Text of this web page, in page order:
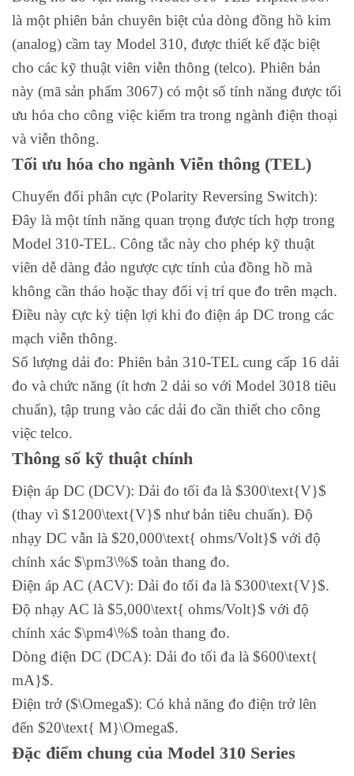
là một phiên bản chuyên biệt của dòng đồng hồ kim
(analog) cầm tay Model 310, được thiết kế đặc biệt
cho các kỹ thuật viên viễn thông (telco). Phiên bản
này (mã sản phẩm 3067) có một số tính năng được tối
ưu hóa cho công việc kiểm tra trong ngành điện thoại
và viễn thông.
Tối ưu hóa cho ngành Viễn thông (TEL)
Chuyển đổi phân cực (Polarity Reversing Switch):
Đây là một tính năng quan trọng được tích hợp trong
Model 310-TEL. Công tắc này cho phép kỹ thuật
viên dễ dàng đảo ngược cực tính của đồng hồ mà
không cần tháo hoặc thay đổi vị trí que đo trên mạch.
Điều này cực kỳ tiện lợi khi đo điện áp DC trong các
mạch viễn thông.
Số lượng dải đo: Phiên bản 310-TEL cung cấp 16 dải
đo và chức năng (ít hơn 2 dải so với Model 3018 tiêu
chuẩn), tập trung vào các dải đo cần thiết cho công
việc telco.
Thông số kỹ thuật chính
Điện áp DC (DCV): Dải đo tối đa là $300\text{V}$
(thay vì $1200\text{V}$ như bản tiêu chuẩn). Độ
nhạy DC vẫn là $20,000\text{ ohms/Volt}$ với độ
chính xác $\pm3\%$ toàn thang đo.
Điện áp AC (ACV): Dải đo tối đa là $300\text{V}$.
Độ nhạy AC là $5,000\text{ ohms/Volt}$ với độ
chính xác $\pm4\%$ toàn thang đo.
Dòng điện DC (DCA): Dải đo tối đa là $600\text{
mA}$.
Điện trở ($\Omega$): Có khả năng đo điện trở lên
đến $20\text{ M}\Omega$.
Đặc điểm chung của Model 310 Series